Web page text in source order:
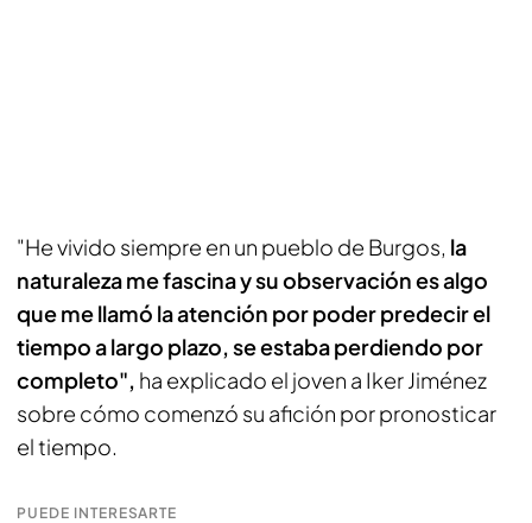
"He vivido siempre en un pueblo de Burgos, la
naturaleza me fascina y su observación es algo
que me llamó la atención por poder predecir el
tiempo a largo plazo, se estaba perdiendo por
completo", ha explicado el joven a Iker Jiménez
sobre cómo comenzó su afición por pronosticar
el tiempo.
PUEDE INTERESARTE